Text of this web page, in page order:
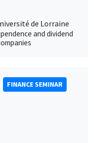
de Lorraine
and dividend
FINANCE SEMINAR